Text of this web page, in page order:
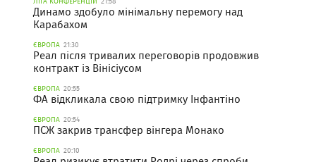
Динамо здобуло мінімальну перемогу над
Карабахом
ЄВРОПА 21:30
Реал після тривалих переговорів продовжив
контракт із Вінісіусом
ЄВРОПА 20:55
ФА відкликала свою підтримку Інфантіно
ЄВРОПА 20:54
ПСЖ закрив трансфер вінгера Монако
ЄВРОПА 20:10